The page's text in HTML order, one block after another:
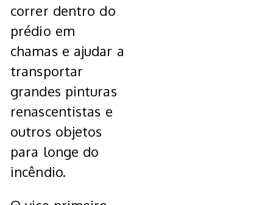
correr dentro do
prédio em
chamas e ajudar a
transportar
grandes pinturas
renascentistas e
outros objetos
para longe do
incêndio.